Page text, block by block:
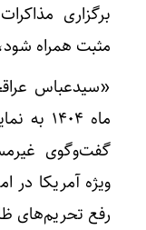
برگزاری
مثبت همراه
ماه
گفت‌وگوی
ویژه آمریکا در
رفع تحریم‌های